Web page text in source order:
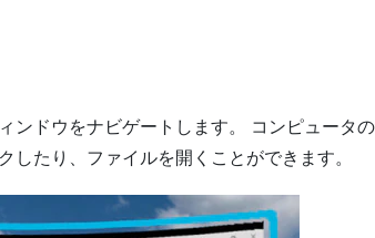
ンドウをナビゲートします。
コンピュータ
したり、ファイルを開くことができます。